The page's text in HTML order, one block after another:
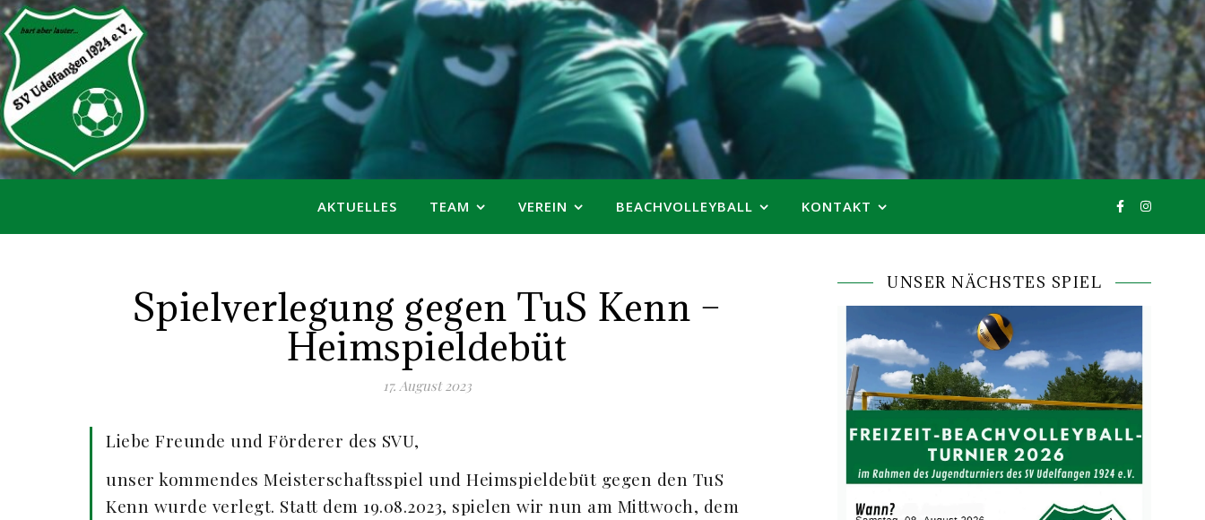
AKTUELLES TEAM VEREIN BEACHVOLLEYBALL KONTAKT
Spielverlegung gegen TuS Kenn –
Heimspieldebüt
17. August 2023
Liebe Freunde und Förderer des SVU,
unser kommendes Meisterschaftsspiel und Heimspieldebüt gegen den TuS
Kenn wurde verlegt. Statt dem 19.08.2023, spielen wir nun am Mittwoch, dem
UNSER NÄCHSTES SPIEL